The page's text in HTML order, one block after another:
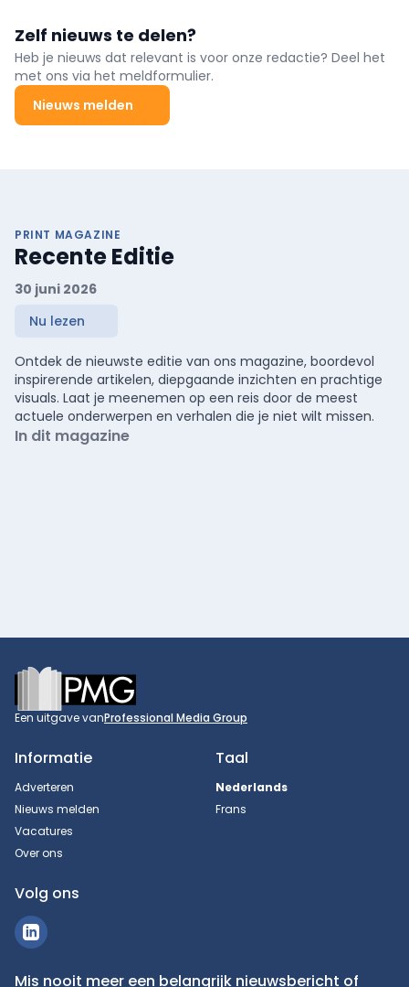
Zelf nieuws te delen?
Heb je nieuws dat relevant is voor onze redactie? Deel het
met ons via het meldformulier.
Nieuws melden
PRINT MAGAZINE
Recente Editie
30 juni 2026
Nu lezen
Ontdek de nieuwste editie van ons magazine, boordevol
inspirerende artikelen, diepgaande inzichten en prachtige
visuals. Laat je meenemen op een reis door de meest
actuele onderwerpen en verhalen die je niet wilt missen.
In dit magazine
Footer
Een uitgave vanProfessional Media Group
Informatie
Adverteren
Nieuws melden
Vacatures
Over ons
Taal
Nederlands
Frans
Volg ons
Mis nooit meer een belangrijk nieuwsbericht of